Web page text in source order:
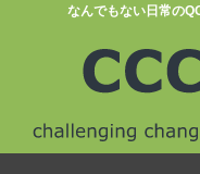
なんでもない日常の